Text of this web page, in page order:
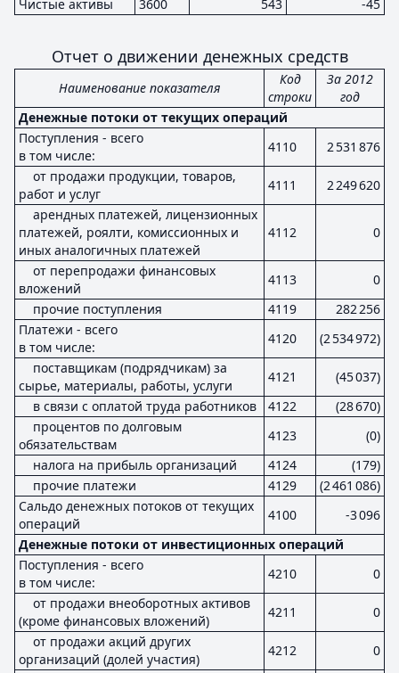
Чистые активы 3600 543 -45
Отчет о движении денежных средств
Наименование показателя
Код
строки
За 2012
год
Денежные потоки от текущих операций
Поступления - всего
в том числе:
4110
2 531 876
от продажи продукции, товаров,
работ и услуг
4111
2 249 620
арендных платежей, лицензионных
платежей, роялти, комиссионных и
иных аналогичных платежей
4112 0
от перепродажи финансовых
вложений
4113
0
прочие поступления
4119
282 256
Платежи - всего
в том числе:
4120
(2 534 972)
поставщикам (подрядчикам) за
сырье, материалы, работы, услуги
4121
(45 037)
в связи с оплатой труда работников
4122
(28 670)
процентов по долговым
обязательствам
4123
(0)
налога на прибыль организаций
4124
(179)
прочие платежи
4129
(2 461 086)
Сальдо денежных потоков от текущих
операций
4100
-3 096
Денежные потоки от инвестиционных операций
Поступления - всего
в том числе:
4210
0
от продажи внеоборотных активов
(кроме финансовых вложений)
4211
0
от продажи акций других
организаций (долей участия)
4212
0